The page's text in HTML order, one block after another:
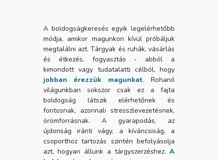
A boldogságkeresés egyik legelérhetőbb
módja, amikor magunkon kívül próbáljuk
megtalálni azt. Tárgyak és ruhák, vásárlás
és étkezés, fogyasztás - abból a
kimondott vagy tudatalatti célból, hogy
jobban érezzük magunkat. Rohanó
világunkban sokszor csak ez a fajta
boldogság látszik elérhetőnek és
fontosnak, azonnali stresszlevezetésnek,
örömforrásnak. A gyarapodás, az
újdonság iránti vágy, a kíváncsiság, a
csoporthoz tartozás szintén befolyásolja
azt, hogyan állunk a tárgyszerzéshez.A